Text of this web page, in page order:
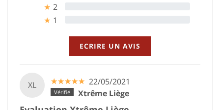
★ 2
★ 1
ECRIRE UN AVIS
XL ☆☆☆☆☆
★★★★★ 22/05/2021
Xtrême Liège